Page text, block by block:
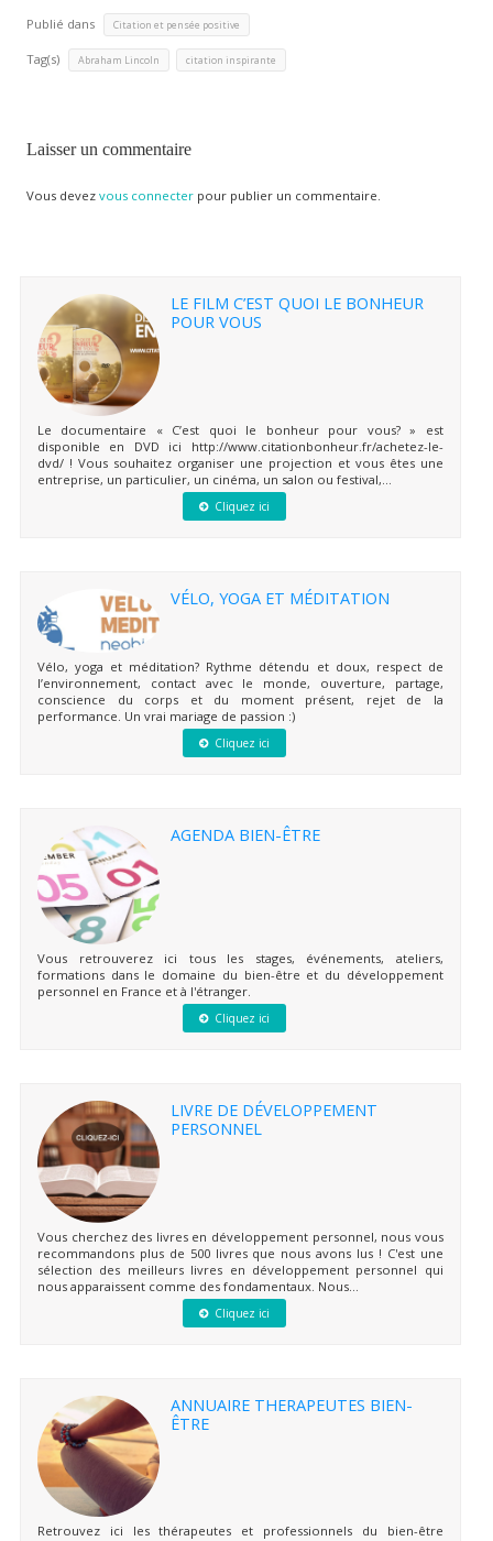
Publié dans Citation et pensée positive
Tag(s) Abraham Lincoln citation inspirante
Laisser un commentaire
Vous devez vous connecterpour publier un commentaire.
LE FILM C’EST QUOI LE BONHEUR
POUR VOUS
Le documentaire « C’est quoi le bonheur pour vous? » est
disponible en DVD ici http://www.citationbonheur.fr/achetez-le-
dvd/ ! Vous souhaitez organiser une projection et vous êtes une
entreprise, un particulier, un cinéma, un salon ou festival,...
Cliquez ici
VÉLO, YOGA ET MÉDITATION
Vélo, yoga et méditation? Rythme détendu et doux, respect de
l’environnement, contact avec le monde, ouverture, partage,
conscience du corps et du moment présent, rejet de la
performance. Un vrai mariage de passion :)
Cliquez ici
AGENDA BIEN-ÊTRE
Vous retrouverez ici tous les stages, événements, ateliers,
formations dans le domaine du bien-être et du développement
personnel en France et à l'étranger.
Cliquez ici
LIVRE DE DÉVELOPPEMENT
PERSONNEL
Vous cherchez des livres en développement personnel, nous vous
recommandons plus de 500 livres que nous avons lus ! C'est une
sélection des meilleurs livres en développement personnel qui
nous apparaissent comme des fondamentaux. Nous...
Cliquez ici
ANNUAIRE THERAPEUTES BIEN-
ÊTRE
Retrouvez ici les thérapeutes et professionnels du bien-être